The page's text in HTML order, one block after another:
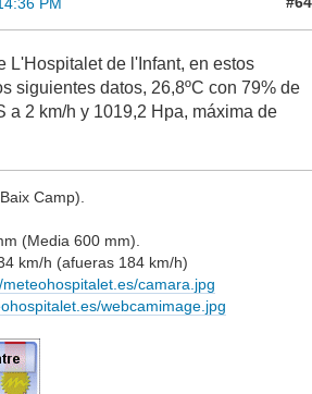
L'Hospitalet de l'Infant, en estos
siguientes datos, 26,8ºC con 79% de
a 2 km/h y 1019,2 Hpa, máxima de
Camp).
(Media 600 mm).
km/h (afueras 184 km/h)
meteohospitalet.es/camara.jpg
webcamimage.jpg